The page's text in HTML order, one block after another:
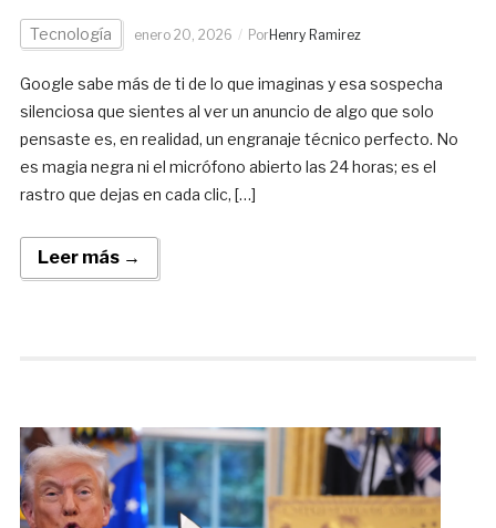
Tecnología enero 20, 2026 Por Henry Ramirez
Google sabe más de ti de lo que imaginas y esa sospecha
silenciosa que sientes al ver un anuncio de algo que solo
pensaste es, en realidad, un engranaje técnico perfecto. No
es magia negra ni el micrófono abierto las 24 horas; es el
rastro que dejas en cada clic, […]
Leer más →